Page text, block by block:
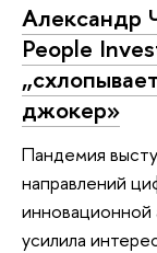
Александр
People
джокер»
Пандемия
направлений
инновационной
усилила